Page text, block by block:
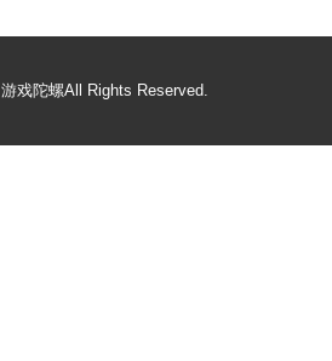
游戏陀螺All Rights Reserved.